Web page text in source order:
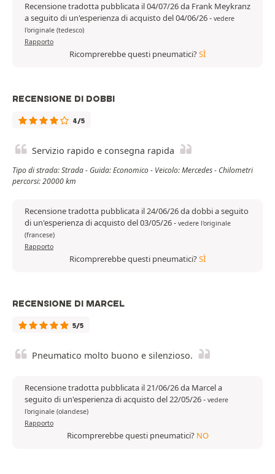
Recensione tradotta pubblicata il 04/07/26 da Frank Meykranz
a seguito di un'esperienza di acquisto del 04/06/26- vedere
l'originale (tedesco)
Rapporto
Ricomprerebbe questi pneumatici?SÌ
RECENSIONE DI DOBBI
4/5
Servizio rapido e consegna rapida
Tipo di strada: Strada - Guida: Economico - Veicolo: Mercedes - Chilometri
percorsi: 20000 km
Recensione tradotta pubblicata il 24/06/26 da dobbi a seguito
di un'esperienza di acquisto del 03/05/26- vedere l'originale
(francese)
Rapporto
Ricomprerebbe questi pneumatici?SÌ
RECENSIONE DI MARCEL
5/5
Pneumatico molto buono e silenzioso.
Recensione tradotta pubblicata il 21/06/26 da Marcel a
seguito di un'esperienza di acquisto del 22/05/26- vedere
l'originale (olandese)
Rapporto
Ricomprerebbe questi pneumatici? NO